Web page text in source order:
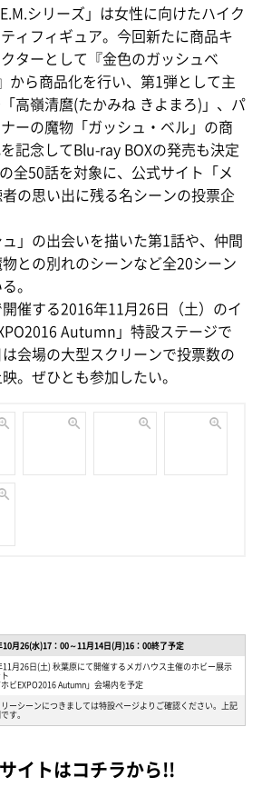
シリーズ」は女性に向けたハイク
ィフィギュア。今回新たに商品キ
ターとして『金色のガッシュベ
から商品化を行い、第1弾として主
高嶺清麿(たかみね きよまろ)」、パ
ーの魔物「ガッシュ・ベル」の商
記念してBlu-ray BOXの発売も決定
全50話を対象に、公式サイト「メ
の思い出に残る名シーンの投票企
ュ」の出会いを描いた第1話や、仲間
との別れのシーンなど全20シーン
。
催する2016年11月26日（土）のイ
Autumn」特設ステージで
会場の大型スクリーンで投票数の
。ぜひとも参加したい。
10月26(水)17：00～11月14日(月)16：00終了予定
11月26日(土) 秋葉原にて開催するメガハウス主催のホビー展示
ホビEXPO2016 Autumn」会場内を予定
ーシーンにつきましては特設ページよりご確認ください。上記
す。
イトはコチラから!!